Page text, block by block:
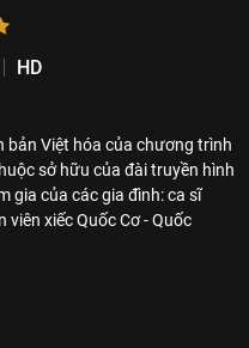
HD
bản Việt hóa của chương trình
sở hữu của đài truyền hình
gia của các gia đình: ca sĩ
viên xiếc Quốc Cơ - Quốc